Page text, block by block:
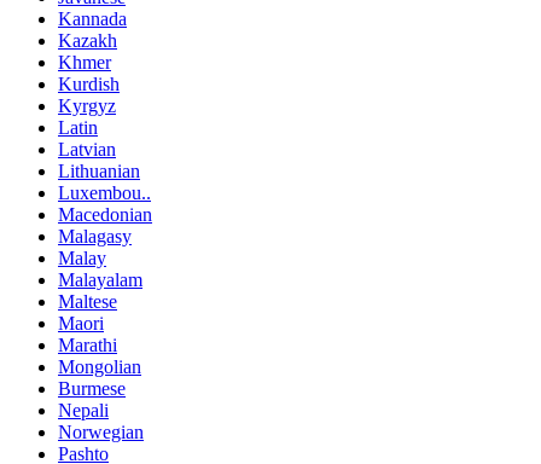
Kannada
Kazakh
Khmer
Kurdish
Kyrgyz
Latin
Latvian
Lithuanian
Luxembou..
Macedonian
Malagasy
Malay
Malayalam
Maltese
Maori
Marathi
Mongolian
Burmese
Nepali
Norwegian
Pashto